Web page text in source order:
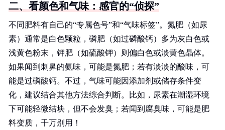
二、看颜色和气味：感官的“侦探”
不同肥料有自己的“专属色号”和“气味标签”。氮肥（如尿
素）通常是白色颗粒，磷肥（如过磷酸钙）多为灰白色或
浅黄色粉末，钾肥（如硫酸钾）则偏白色或淡黄色晶体。
如果闻到刺鼻的氨味，可能是氮肥；若有淡淡的酸味，可
能是过磷酸钙。不过，气味可能因添加剂或储存条件变
化，建议结合其他方法综合判断。比如，尿素在潮湿环境
下可能轻微结块，但不会发臭；若闻到腐臭味，可能是肥
料变质，千万别用！